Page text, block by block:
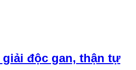
độc gan, thận tự